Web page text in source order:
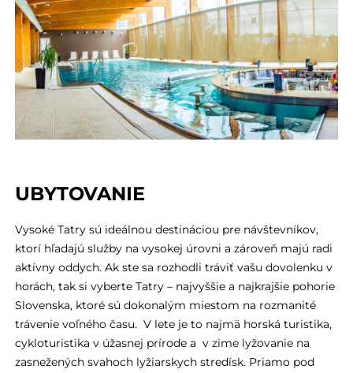
UBYTOVANIE
Vysoké Tatry sú ideálnou destináciou pre návštevníkov,
ktorí hľadajú služby na vysokej úrovni a zároveň majú radi
aktívny oddych. Ak ste sa rozhodli tráviť vašu dovolenku v
horách, tak si vyberte Tatry – najvyššie a najkrajšie pohorie
Slovenska, ktoré sú dokonalým miestom na rozmanité
trávenie voľného času. V lete je to najmä horská turistika,
cykloturistika v úžasnej prírode a v zime lyžovanie na
zasnežených svahoch lyžiarskych stredísk. Priamo pod